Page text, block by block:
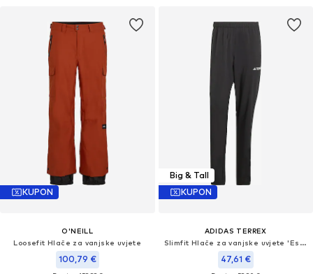
KUPON
O'NEILL
Loosefit Hlače za vanjske uvjete
100,79 €
Big & Tall
KUPON
ADIDAS TERREX
Slimfit Hlače za vanjske uvjete 'Essentials'
47,61 €